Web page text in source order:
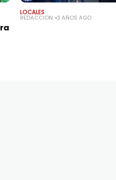
LOCALES
REDACCIÓN 3 AÑOS AGO